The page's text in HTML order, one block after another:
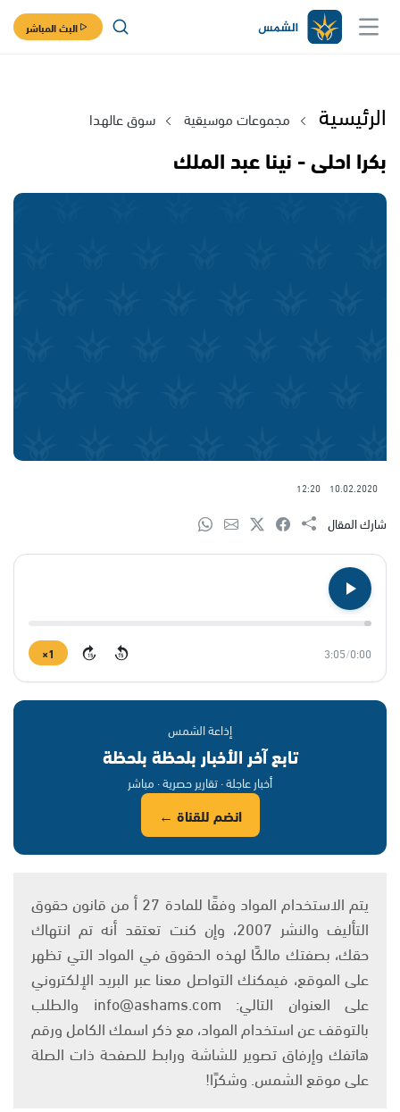
البث المباشر
الرئيسية مجموعات موسيقية سوق عالهدا
بكرا احلى - نينا عبد الملك
10.02.2020
12:20
شارك المقال
0:00
/
3:05
15
15
1×
إذاعة الشمس
تابع آخر الأخبار بلحظة بلحظة
أخبار عاجلة · تقارير حصرية · مباشر
انضم للقناة ←
يتم الاستخدام المواد وفقًا للمادة 27 أ من قانون حقوق
التأليف والنشر 2007، وإن كنت تعتقد أنه تم انتهاك
حقك، بصفتك مالكًا لهذه الحقوق في المواد التي تظهر
على الموقع، فيمكنك التواصل معنا عبر البريد الإلكتروني
على العنوان التالي: info@ashams.com والطلب
بالتوقف عن استخدام المواد، مع ذكر اسمك الكامل ورقم
هاتفك وإرفاق تصوير للشاشة ورابط للصفحة ذات الصلة
على موقع الشمس. وشكرًا!